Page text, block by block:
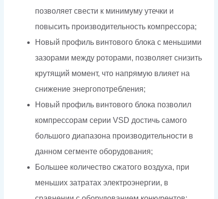
позволяет свести к минимуму утечки и
повысить производительность компрессора;
Новый профиль винтового блока с меньшими
зазорами между роторами, позволяет снизить
крутящий момент, что напрямую влияет на
снижение энергопотребления;
Новый профиль винтового блока позволил
компрессорам серии VSD достичь самого
большого диапазона производительности в
данном сегменте оборудования;
Большее количество сжатого воздуха, при
меньших затратах электроэнергии, в